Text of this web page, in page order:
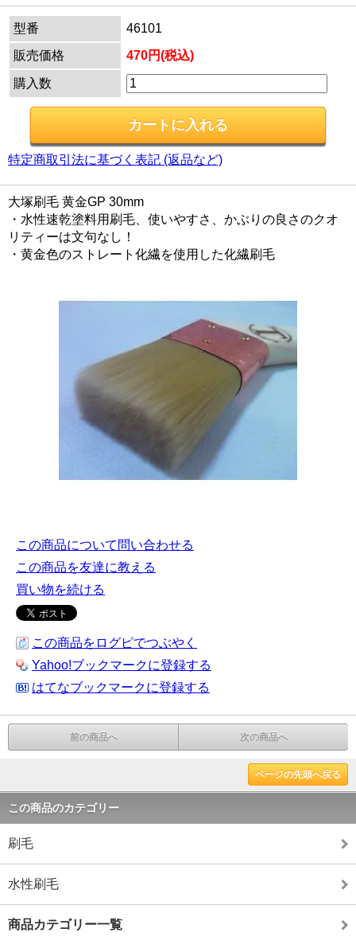
型番
46101
販売価格
470円(税込)
購入数
特定商取引法に基づく表記 (返品など)
大塚刷毛 黄金GP 30mm
・水性速乾塗料用刷毛、使いやすさ、かぶりの良さのクオ
リティーは文句なし！
・黄金色のストレート化繊を使用した化繊刷毛
この商品について問い合わせる
この商品を友達に教える
買い物を続ける
この商品をログピでつぶやく
Yahoo!ブックマークに登録する
はてなブックマークに登録する
前の商品へ 次の商品へ
ページの先頭へ戻る
この商品のカテゴリー
刷毛
水性刷毛
商品カテゴリー一覧